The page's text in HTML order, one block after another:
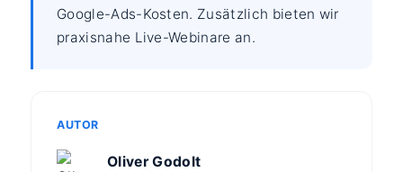
Google-Ads-Kosten. Zusätzlich bieten wir
praxisnahe Live-Webinare an.
AUTOR
Oliver Godolt